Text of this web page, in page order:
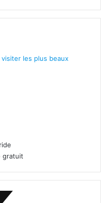
les plus beaux
gratuit